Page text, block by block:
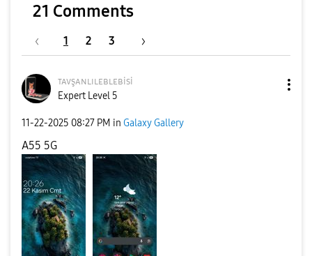
21 Comments
1 2 3
ᴛᴀᴠşᴀɴʟɪʟᴇʙʟᴇʙisi
Expert Level 5
‎11-22-2025 08:27 PM in Galaxy Gallery
A55 5G